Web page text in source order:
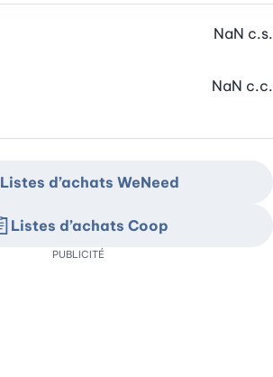
NaN c.s.
NaN c.c.
Listes d’achats WeNeed
Listes d’achats Coop
PUBLICITÉ